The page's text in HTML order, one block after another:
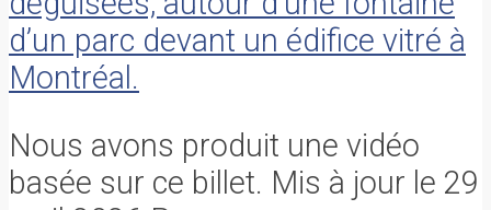
Nous avons produit une vidéo
basée sur ce billet. Mis à jour le 29